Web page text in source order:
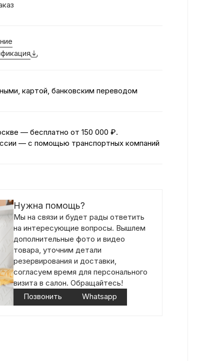
картой, банковским переводом
— бесплатно от 150 000 ₽.
— с помощью транспортных компаний
Нужна помощь?
Мы на связи и будет рады ответить
на интересующие вопросы. Вышлем
дополнительные фото и видео
товара, уточним детали
резервирования и доставки,
согласуем время для персонального
визита в салон. Обращайтесь!
Позвонить
Whatsapp